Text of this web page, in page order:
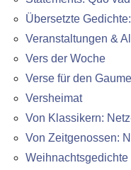
Übersetzte
Veranstaltungen &
Vers der Woche
Verse für den
Versheimat
Von Klassikern:
Von Zeitgenossen:
Weihnachtsgedichte